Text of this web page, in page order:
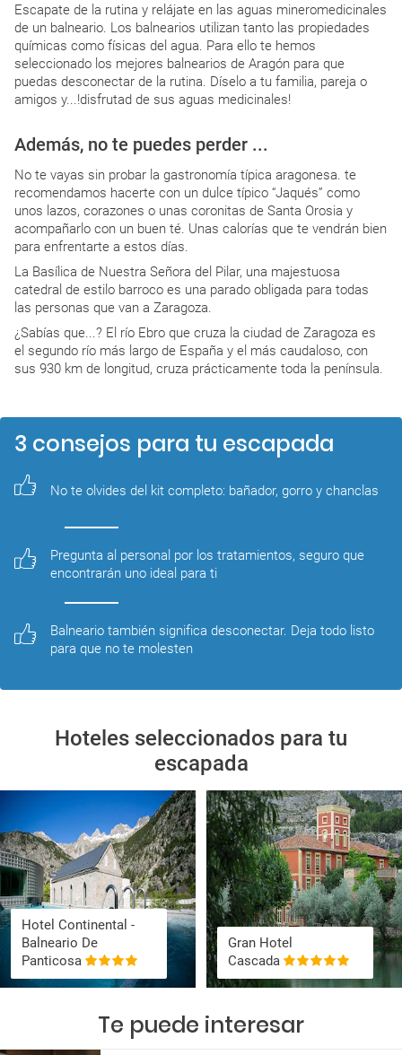
Escapate de la rutina y relájate en las aguas mineromedicinales
de un balneario. Los balnearios utilizan tanto las propiedades
químicas como físicas del agua. Para ello te hemos
seleccionado los mejores balnearios de Aragón para que
puedas desconectar de la rutina. Díselo a tu familia, pareja o
amigos y...!disfrutad de sus aguas medicinales!
Además, no te puedes perder ...
No te vayas sin probar la gastronomía típica aragonesa. te
recomendamos hacerte con un dulce típico “Jaqués” como
unos lazos, corazones o unas coronitas de Santa Orosia y
acompañarlo con un buen té. Unas calorías que te vendrán bien
para enfrentarte a estos días.
La Basílica de Nuestra Señora del Pilar, una majestuosa
catedral de estilo barroco es una parado obligada para todas
las personas que van a Zaragoza.
¿Sabías que...? El río Ebro que cruza la ciudad de Zaragoza es
el segundo río más largo de España y el más caudaloso, con
sus 930 km de longitud, cruza prácticamente toda la península.
3 consejos para tu escapada
No te olvides del kit completo: bañador, gorro y chanclas
Pregunta al personal por los tratamientos, seguro que
encontrarán uno ideal para ti
Balneario también significa desconectar. Deja todo listo
para que no te molesten
Hoteles seleccionados para tu
escapada
Hotel Continental -
Balneario De
Panticosa
Gran Hotel
Cascada
Te puede interesar